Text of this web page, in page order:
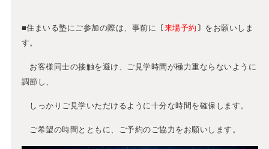
■住まいる塾にご参加の際は、事前に 〔 来場予約 〕 をお願いしま
す。
お客様同士の接触を避け、ご見学時間が極力重ならないように
調節し、
しっかりご見学いただけるように十分な時間を確保します。
ご希望の時間とともに、ご予約のご協力をお願いします。